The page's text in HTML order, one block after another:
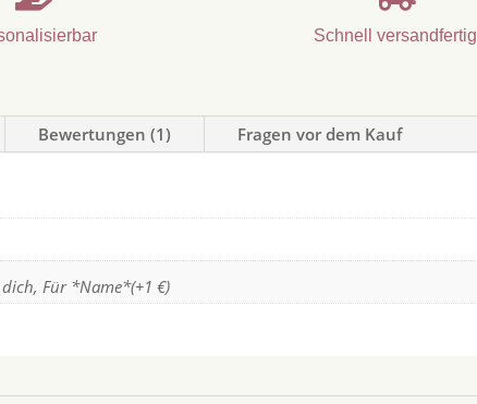
Schnell versandfertig
Bewertungen (1) Fragen vor dem Kauf
Für *Name*(+1 €)